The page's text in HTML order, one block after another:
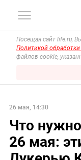
Посещая сайт life.ru,
Политикой
файлов cookie,
26 мая, 14:30
Что
26 мая: